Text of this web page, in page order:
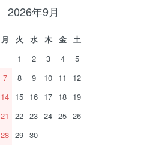
2026年9月
月 火 水 木 金
土
1
2 3 4
5
7 8 9 10 11
12
14 15 16 17 18 19
21 22 23 24 25 26
28 29 30